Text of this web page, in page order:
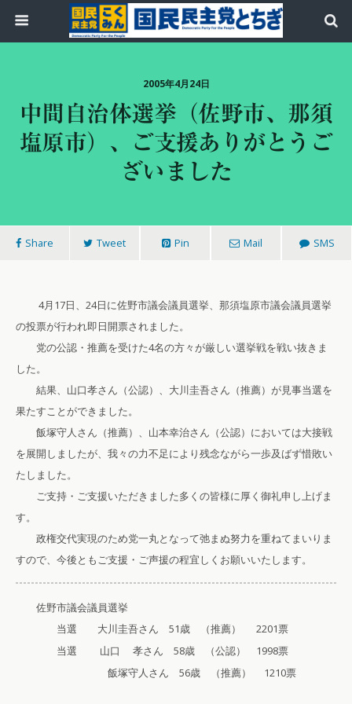
2005年4月24日
中間自治体選挙（佐野市、那須
塩原市）、ご支援ありがとうご
ざいました
Share Tweet Pin Mail SMS
4月17日、24日に佐野市議会議員選挙、那須塩原市議会議員選挙
の投票が行われ即日開票されました。
党の公認・推薦を受けた4名の方々が厳しい選挙戦を戦い抜きま
した。
結果、山口孝さん（公認）、大川圭吾さん（推薦）が見事当選を
果たすことができました。
飯塚守人さん（推薦）、山本幸治さん（公認）においては大接戦
を展開しましたが、我々の力不足により残念ながら一歩及ばず惜敗い
たしました。
ご支持・ご支援いただきました多くの皆様に厚く御礼申し上げま
す。
政権交代実現のため党一丸となって弛まぬ努力を重ねてまいりま
すので、今後ともご支援・ご声援の程宜しくお願いいたします。
佐野市議会議員選挙
当選
大川圭吾さん 51歳 （推薦） 2201票
当選 山口 孝さん 58歳 （公認）
1998票
飯塚守人さん 56歳 （推薦） 1210票